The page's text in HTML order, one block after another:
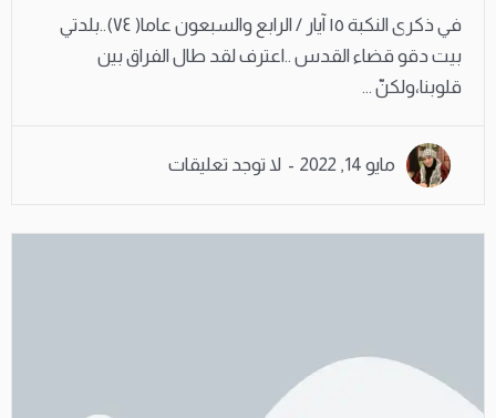
في ذكرى النكبة ١٥ آيار / الرابع والسبعون عاما( ٧٤)..بلدتي
بيت دقو قضاء القدس ..اعترف لقد طال الفراق بين
قلوبنا،ولكنّ ...
مايو 14, 2022 لا توجد تعليقات